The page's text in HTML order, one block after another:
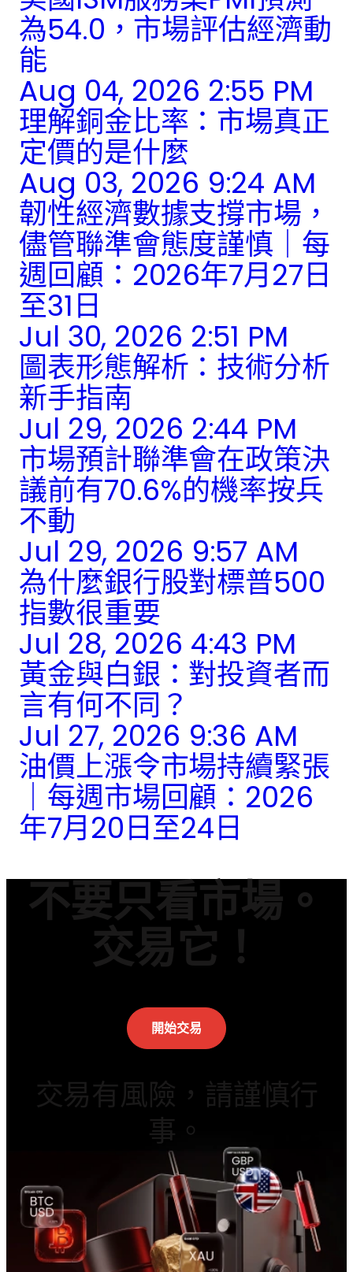
為54.0，市場評估經濟動
能
Aug 04, 2026 2:55 PM
理解銅金比率：市場真正
定價的是什麼
Aug 03, 2026 9:24 AM
韌性經濟數據支撐市場，
儘管聯準會態度謹慎｜每
週回顧：2026年7月27日
至31日
Jul 30, 2026 2:51 PM
圖表形態解析：技術分析
新手指南
Jul 29, 2026 2:44 PM
市場預計聯準會在政策決
議前有70.6%的機率按兵
不動
Jul 29, 2026 9:57 AM
為什麼銀行股對標普500
指數很重要
Jul 28, 2026 4:43 PM
黃金與白銀：對投資者而
言有何不同？
Jul 27, 2026 9:36 AM
油價上漲令市場持續緊張
｜每週市場回顧：2026
年7月20日至24日
不要只看市場。
交易它！
開始交易
交易有風險，請謹慎行
事。